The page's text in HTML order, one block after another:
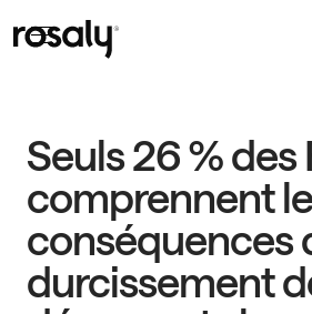
Seuls 26 % des
comprennent
conséquences
durcissement